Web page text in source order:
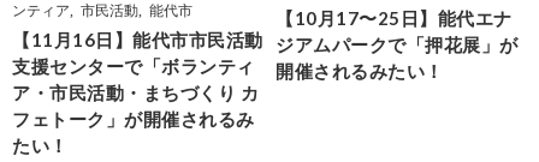
ンティア
市民活動 能代市
【11月16日】能代市市民活動
支援センターで「ボランティ
ア・市民活動・まちづくり カ
フェトーク」が開催されるみ
たい！
【10月17〜25日】能代エナ
ジアムパークで「押花展」が
開催されるみたい！